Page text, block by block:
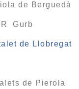
de Berguedà
Gurb
de Llobregat
de Pierola